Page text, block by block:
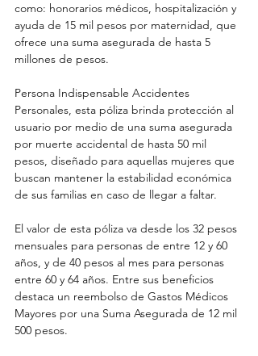
como: honorarios médicos, hospitalización y
ayuda de 15 mil pesos por maternidad, que
ofrece una suma asegurada de hasta 5
millones de pesos.
Persona Indispensable Accidentes
Personales, esta póliza brinda protección al
usuario por medio de una suma asegurada
por muerte accidental de hasta 50 mil
pesos, diseñado para aquellas mujeres que
buscan mantener la estabilidad económica
de sus familias en caso de llegar a faltar.
El valor de esta póliza va desde los 32 pesos
mensuales para personas de entre 12 y 60
años, y de 40 pesos al mes para personas
entre 60 y 64 años. Entre sus beneficios
destaca un reembolso de Gastos Médicos
Mayores por una Suma Asegurada de 12 mil
500 pesos.